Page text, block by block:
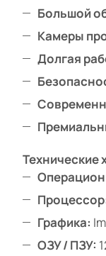
Большой
Камеры
Долгая
Технические
Графика:
ОЗУ / ПЗУ: